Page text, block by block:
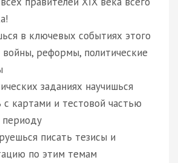
в ключевых событиях этого
реформы, политические
заданиях научишься
с картами и тестовой частью
периоду
писать тезисы и
по этим темам